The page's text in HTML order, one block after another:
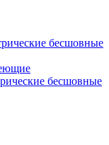
бесшовные
бесшовные